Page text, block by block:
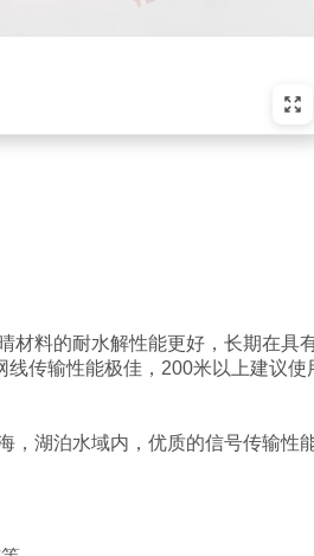
材料的耐水解性能更好，长期在
线传输性能极佳， 200米以上建议使
，湖泊水域内，优质的信号传输性